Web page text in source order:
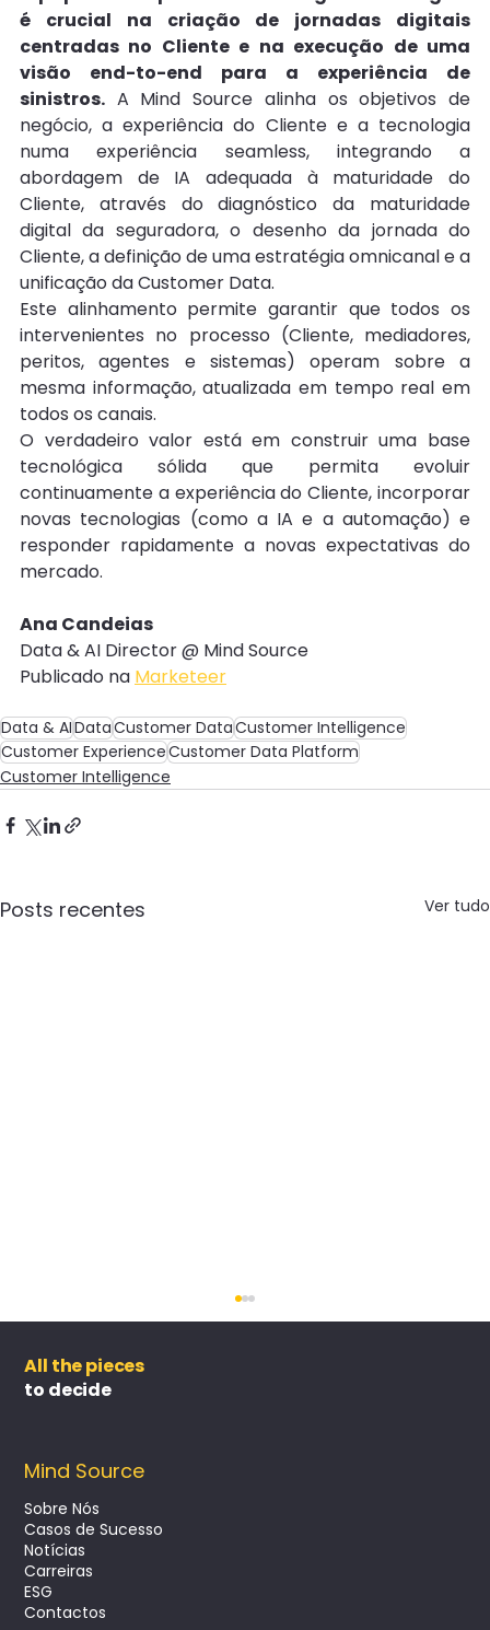
é crucial na criação de jornadas digitais
centradas no Cliente e na execução de uma
visão end-to-end para a experiência de
sinistros. A Mind Source alinha os objetivos de
negócio, a experiência do Cliente e a tecnologia
numa experiência seamless, integrando a
abordagem de IA adequada à maturidade do
Cliente, através do diagnóstico da maturidade
digital da seguradora, o desenho da jornada do
Cliente, a definição de uma estratégia omnicanal e a
unificação da Customer Data.
Este alinhamento permite garantir que todos os
intervenientes no processo (Cliente, mediadores,
peritos, agentes e sistemas) operam sobre a
mesma informação, atualizada em tempo real em
todos os canais.
O verdadeiro valor está em construir uma base
tecnológica sólida que permita evoluir
continuamente a experiência do Cliente, incorporar
novas tecnologias (como a IA e a automação) e
responder rapidamente a novas expectativas do
mercado.
Ana Candeias
Data & AI Director @ Mind Source
Publicado na Marketeer
Data & AIDataCustomer DataCustomer Intelligence
Customer ExperienceCustomer Data Platform
Customer Intelligence
Posts recentes Ver tudo
Customer Journey Analytics e o
impacto da IA no negócio
Mind Source
Sobre Nós
Casos de Sucesso
Notícias
Carreiras
ESG
Contactos
All the pieces
to decide